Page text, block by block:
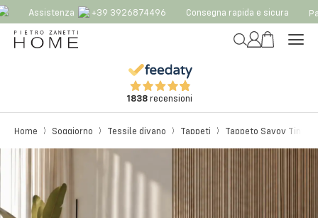
Assistenza +39 3926874496 Consegna rapida e sicura
1838recensioni
Home Soggiorno Tessile divano Tappeti Tappeto Savoy Tinta